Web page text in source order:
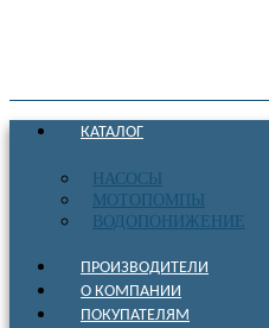
КАТАЛОГ
НАСОСЫ
МОТОПОМПЫ
ВОДОПОНИЖЕНИЕ
ПРОИЗВОДИТЕЛИ
О КОМПАНИИ
ПОКУПАТЕЛЯМ